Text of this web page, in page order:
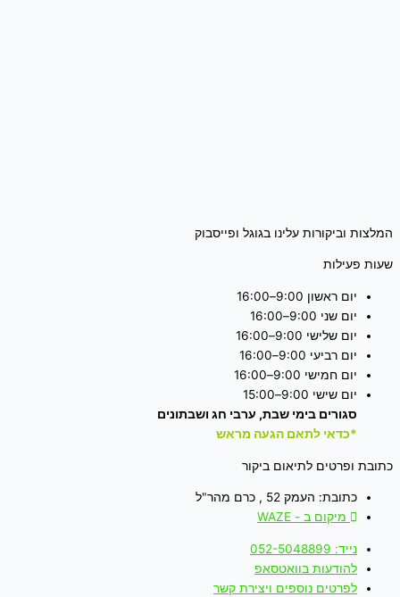
המלצות וביקורות עלינו בגוגל ופייסבוק
שעות פעילות
יום ראשון 9:00–16:00
יום שני 9:00–16:00
יום שלישי 9:00–16:00
יום רביעי 9:00–16:00
יום חמישי 9:00–16:00
יום שישי 9:00–15:00
סגורים בימי שבת, ערבי חג ושבתונים
*כדאי לתאם הגעה מראש
כתובת ופרטים לתיאום ביקור
כתובת: העמק 52 , כרם מהר"ל
מיקום ב - WAZE
נייד: 052-5048899
להודעות בוואטסאפ
לפרטים נוספים ויצירת קשר